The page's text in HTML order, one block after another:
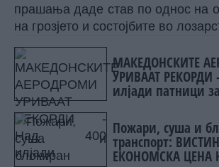
прашања даде став по однос на
на грозјето и состојбите во
МАКЕДОНСКИТЕ
УРИВААТ РЕКОРДИ
илјади патници
Пожари, суша и
транспорт:
ЕКОНОМСКА ЦЕНА